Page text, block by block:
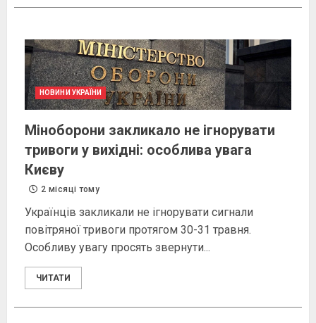
НОВИНИ УКРАЇНИ
Міноборони закликало не ігнорувати
тривоги у вихідні: особлива увага
Києву
2 місяці тому
Українців закликали не ігнорувати сигнали
повітряної тривоги протягом 30-31 травня.
Особливу увагу просять звернути...
ЧИТАТИ